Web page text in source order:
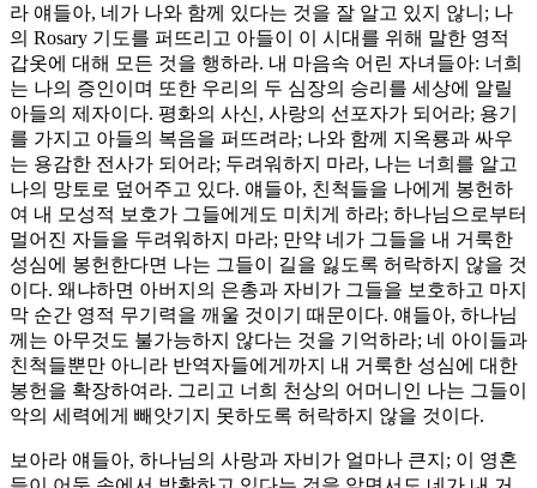
라 얘들아, 네가 나와 함께 있다는 것을 잘 알고 있지 않니; 나
의 Rosary 기도를 퍼뜨리고 아들이 이 시대를 위해 말한 영적
갑옷에 대해 모든 것을 행하라. 내 마음속 어린 자녀들아: 너희
는 나의 증인이며 또한 우리의 두 심장의 승리를 세상에 알릴
아들의 제자이다. 평화의 사신, 사랑의 선포자가 되어라; 용기
를 가지고 아들의 복음을 퍼뜨려라; 나와 함께 지옥룡과 싸우
는 용감한 전사가 되어라; 두려워하지 마라, 나는 너희를 알고
나의 망토로 덮어주고 있다. 얘들아, 친척들을 나에게 봉헌하
여 내 모성적 보호가 그들에게도 미치게 하라; 하나님으로부터
멀어진 자들을 두려워하지 마라; 만약 네가 그들을 내 거룩한
성심에 봉헌한다면 나는 그들이 길을 잃도록 허락하지 않을 것
이다. 왜냐하면 아버지의 은총과 자비가 그들을 보호하고 마지
막 순간 영적 무기력을 깨울 것이기 때문이다. 얘들아, 하나님
께는 아무것도 불가능하지 않다는 것을 기억하라; 네 아이들과
친척들뿐만 아니라 반역자들에게까지 내 거룩한 성심에 대한
봉헌을 확장하여라. 그리고 너희 천상의 어머니인 나는 그들이
악의 세력에게 빼앗기지 못하도록 허락하지 않을 것이다.
보아라 얘들아, 하나님의 사랑과 자비가 얼마나 큰지; 이 영혼